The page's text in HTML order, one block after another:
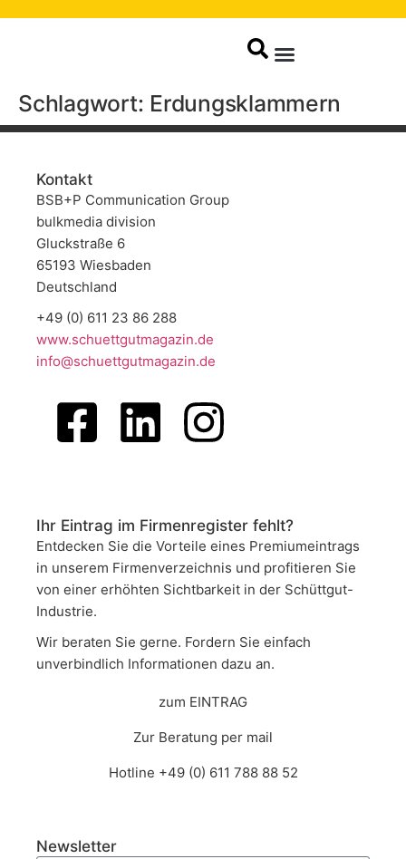
springen
Schlagwort: Erdungsklammern
Kontakt
BSB+P Communication Group
bulkmedia division
Gluckstraße 6
65193 Wiesbaden
Deutschland
+49 (0) 611 23 86 288
www.schuettgutmagazin.de
info@schuettgutmagazin.de
Ihr Eintrag im Firmenregister fehlt?
Entdecken Sie die Vorteile eines Premiumeintrags
in unserem Firmenverzeichnis und profitieren Sie
von einer erhöhten Sichtbarkeit in der Schüttgut-
Industrie.
Wir beraten Sie gerne. Fordern Sie einfach
unverbindlich Informationen dazu an.
zum EINTRAG
Zur Beratung per mail
Hotline +49 (0) 611 788 88 52
Newsletter